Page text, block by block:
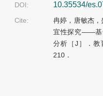
DOI:
10.35534/
Cite:
冉婷，唐敏杰
宜性探究——基
分析［J］．教
210．